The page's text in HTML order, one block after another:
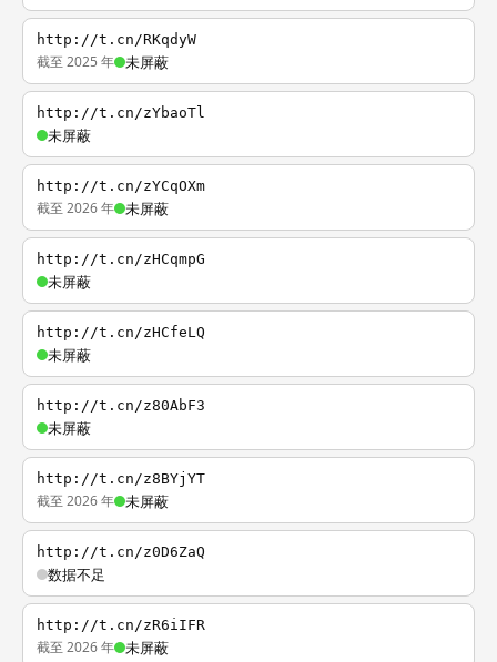
http://t.cn/RKqdyW
截至 2025 年 未屏蔽
http://t.cn/zYbaoTl
未屏蔽
http://t.cn/zYCqOXm
截至 2026 年 未屏蔽
http://t.cn/zHCqmpG
未屏蔽
http://t.cn/zHCfeLQ
未屏蔽
http://t.cn/z80AbF3
未屏蔽
http://t.cn/z8BYjYT
截至 2026 年 未屏蔽
http://t.cn/z0D6ZaQ
数据不足
http://t.cn/zR6iIFR
截至 2026 年 未屏蔽